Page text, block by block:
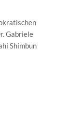
Gabriele
Shimbun